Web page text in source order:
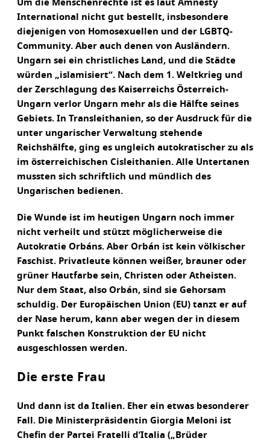
Um die Menschenrechte ist es laut Amnesty
International nicht gut bestellt, insbesondere
diejenigen von Homosexuellen und der LGBTQ-
Community. Aber auch denen von Ausländern.
Ungarn sei ein christliches Land, und die Städte
würden „islamisiert“. Nach dem 1. Weltkrieg und
der Zerschlagung des Kaiserreichs Österreich-
Ungarn verlor Ungarn mehr als die Hälfte seines
Gebiets. In Transleithanien, so der Ausdruck für die
unter ungarischer Verwaltung stehende
Reichshälfte, ging es ungleich autokratischer zu als
im österreichischen Cisleithanien. Alle Untertanen
mussten sich schriftlich und mündlich des
Ungarischen bedienen.
Die Wunde ist im heutigen Ungarn noch immer
nicht verheilt und stützt möglicherweise die
Autokratie Orbáns. Aber Orbán ist kein völkischer
Faschist. Privatleute können weißer, brauner oder
grüner Hautfarbe sein, Christen oder Atheisten.
Nur dem Staat, also Orbán, sind sie Gehorsam
schuldig. Der Europäischen Union (EU) tanzt er auf
der Nase herum, kann aber wegen der in diesem
Punkt falschen Konstruktion der EU nicht
ausgeschlossen werden.
Die erste Frau
Und dann ist da Italien. Eher ein etwas besonderer
Fall. Die Ministerpräsidentin Giorgia Meloni ist
Chefin der Partei Fratelli d’Italia („Brüder